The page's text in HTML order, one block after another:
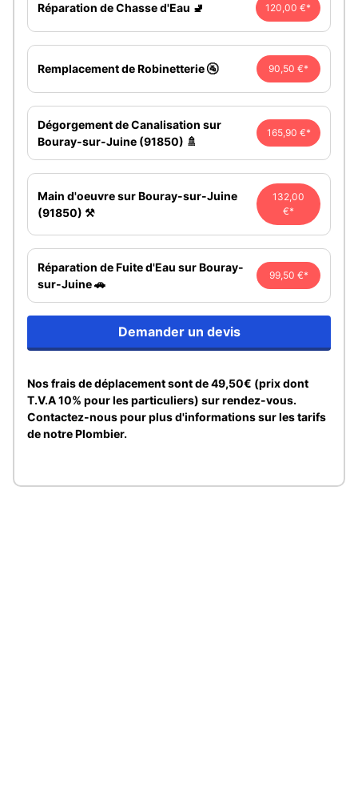
Réparation de Chasse d'Eau 🚽 120,00 €*
Remplacement de Robinetterie 🚰 90,50 €*
Dégorgement de Canalisation sur
Bouray-sur-Juine (91850) 🚿
165,90 €*
Main d'oeuvre sur Bouray-sur-Juine
(91850) ⚒️
132,00
€*
Réparation de Fuite d'Eau sur Bouray-
sur-Juine 🚗
99,50 €*
Demander un devis
Nos frais de déplacement sont de 49,50€ (prix dont
T.V.A 10% pour les particuliers) sur rendez-vous.
Contactez-nous pour plus d'informations sur les tarifs
de notre Plombier.